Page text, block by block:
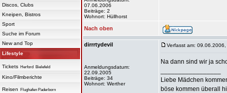
Discos, Clubs
Kneipen, Bistros
Sport
Suche im Forum
New and Top
Lifestyle
Tickets Herford Bielefeld
Kino/Filmberichte
Reisen Flughafen Paderborn
07.06.2006
Beiträge: 2
Wohnort: Hüllhorst
Nach oben
dirrrtydevil
Anmeldungsdatum:
22.09.2005
Beiträge: 34
Wohnort: Werther
Verfasst am: 09.06.2006,
Na dann sind wir ja
Liebe Mädchen
böse kommen überall